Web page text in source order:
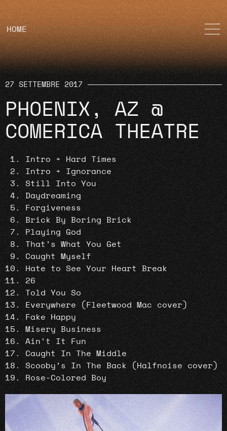
HOME
27 SETTEMBRE 2017
PHOENIX, AZ @
COMERICA THEATRE
Intro + Hard Times
Intro + Ignorance
Still Into You
Daydreaming
Forgiveness
Brick By Boring Brick
Playing God
That’s What You Get
Caught Myself
Hate to See Your Heart Break
26
Told You So
Everywhere (Fleetwood Mac cover)
Fake Happy
Misery Business
Ain’t It Fun
Caught In The Middle
Scooby’s In The Back (Halfnoise cover)
Rose-Colored Boy